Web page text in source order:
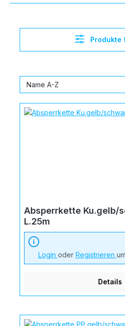
Produkte
Absperrkette Ku.gelb/
L.25m
Login oder Registrieren
Details